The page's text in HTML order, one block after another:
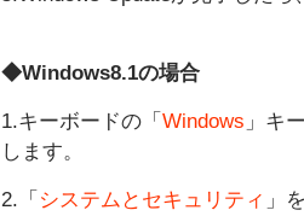
◆Windows8.1の場合
1.キーボードの「 Windows 」キ
します。
2.「 システムとセキュリティ 」